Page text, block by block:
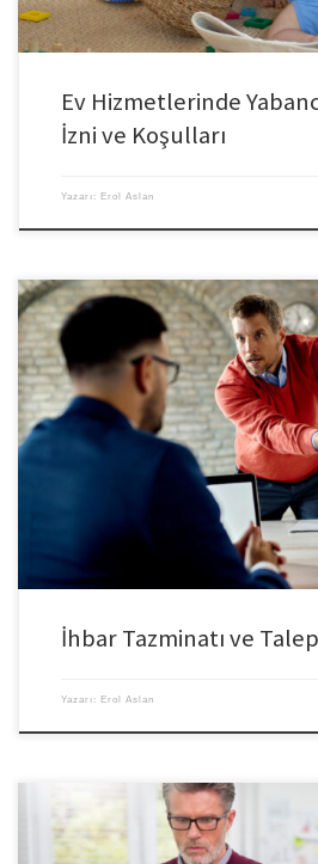
Ev Hizmetlerinde
İzni ve Koşulları
Yazarı: Erol Aslan
İhbar Tazminatı ve
Yazarı: Erol Aslan